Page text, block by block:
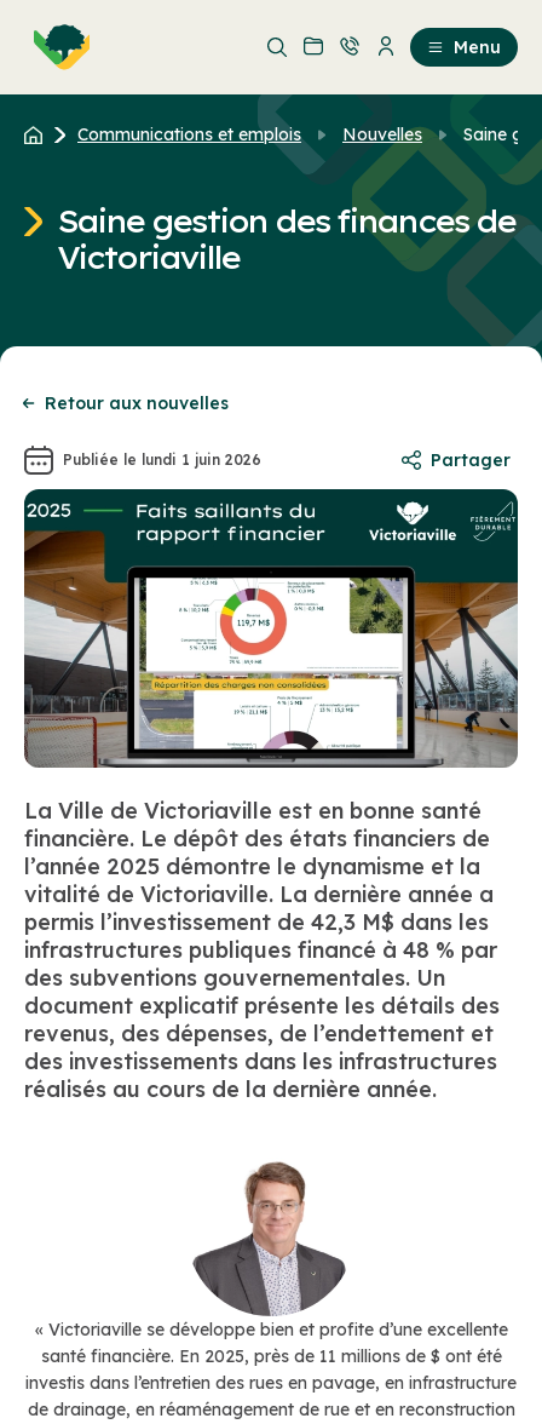
contenu
au
contenu
Menu
Communications et emplois Nouvelles Saine
Saine gestion des finances de
Victoriaville
Retour aux nouvelles
Publiée le lundi 1 juin 2026 Partager
La Ville de Victoriaville est en bonne santé
financière. Le dépôt des états financiers de
l’année 2025 démontre le dynamisme et la
vitalité de Victoriaville. La dernière année a
permis l’investissement de 42,3 M$ dans les
infrastructures publiques financé à 48 % par
des subventions gouvernementales. Un
document explicatif présente les détails des
revenus, des dépenses, de l’endettement et
des investissements dans les infrastructures
réalisés au cours de la dernière année.
« Victoriaville se développe bien et profite d’une excellente
santé financière. En 2025, près de 11 millions de $ ont été
investis dans l’entretien des rues en pavage, en infrastructure
de drainage, en réaménagement de rue et en reconstruction